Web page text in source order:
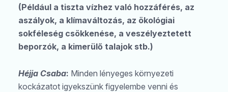
(Például a tiszta vízhez való hozzáférés, az
aszályok, a klímaváltozás, az ökológiai
sokféleség csökkenése, a veszélyeztetett
beporzók, a kimerülő talajok stb.)
Héjja Csaba: Minden lényeges környezeti
kockázatot igyekszünk figyelembe venni és